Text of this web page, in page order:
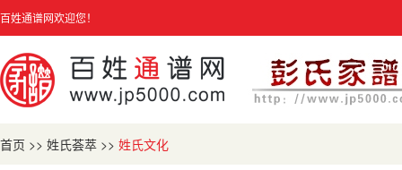
百姓通谱网欢迎您！
首页 >> 姓氏荟萃 >> 姓氏文化